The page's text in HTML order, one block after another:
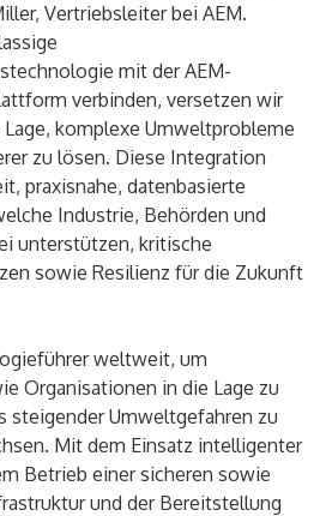
Vertriebsleiter bei AEM.
mit der AEM-
verbinden, versetzen wir
komplexe Umweltprobleme
zu lösen. Diese Integration
praxisnahe, datenbasierte
Industrie, Behörden und
unterstützen, kritische
sowie Resilienz für die Zukunft
weltweit, um
Organisationen in die Lage zu
steigender Umweltgefahren zu
Mit dem Einsatz intelligenter
Betrieb einer sicheren sowie
und der Bereitstellung